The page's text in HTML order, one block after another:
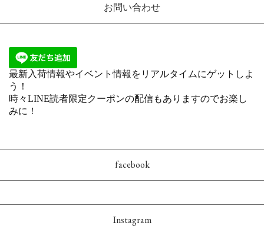
お問い合わせ
facebook
Instagram